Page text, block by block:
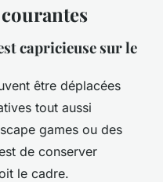
capricieuse sur le
être déplacées
tout aussi
games ou des
de conserver
le cadre.